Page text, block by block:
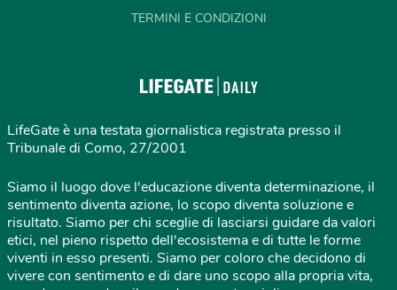
TERMINI E CONDIZIONI
LifeGate è una testata giornalistica registrata presso il
Tribunale di Como, 27/2001
Siamo il luogo dove l'educazione diventa determinazione, il
sentimento diventa azione, lo scopo diventa soluzione e
risultato. Siamo per chi sceglie di lasciarsi guidare da valori
etici, nel pieno rispetto dell'ecosistema e di tutte le forme
viventi in esso presenti. Siamo per coloro che decidono di
vivere con sentimento e di dare uno scopo alla propria vita,